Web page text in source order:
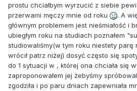
prostu chciałbym wyrzucić z siebie
przerwami męczy mnie od roku
. A
głównym problemem jest nieśmiałość i
ubiegłym roku na studiach poznałem
studiowaliśmy(w tym roku niestety parę
wrócił patrz niżej) dosyć często się
do 1 sytuacji w , której ona chciała się
zaproponowałem jej żebyśmy
zgodziła i po paru dniach zapewniała